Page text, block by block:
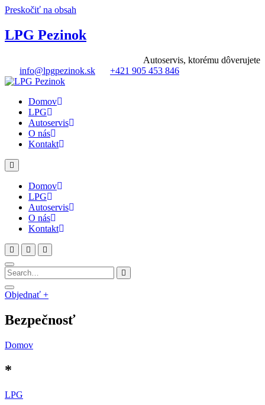
Preskočiť na obsah
LPG Pezinok
Autoservis, ktorému dôverujete
info@lpgpezinok.sk
+421 905 453 846
Domov
LPG
Autoservis
O nás
Kontakt
Domov
LPG
Autoservis
O nás
Kontakt
Objednať +
Bezpečnosť
Domov
*
LPG